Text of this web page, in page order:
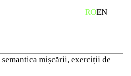
ROEN
mișcării, exerciții de